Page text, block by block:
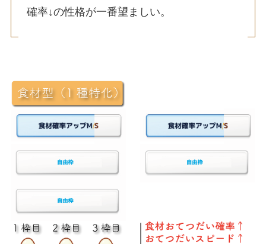
確率↓の性格が一番望ましい。